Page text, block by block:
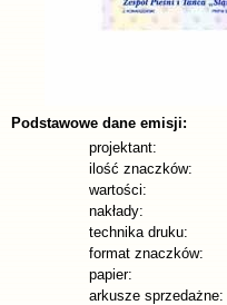
Podstawowe dane emisji:
projektant:
ilość znaczków:
wartości:
nakłady:
technika druku:
format znaczków:
papier:
arkusze sprzedażne: